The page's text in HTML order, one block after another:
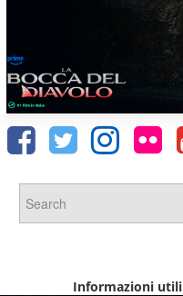
Informazioni utili